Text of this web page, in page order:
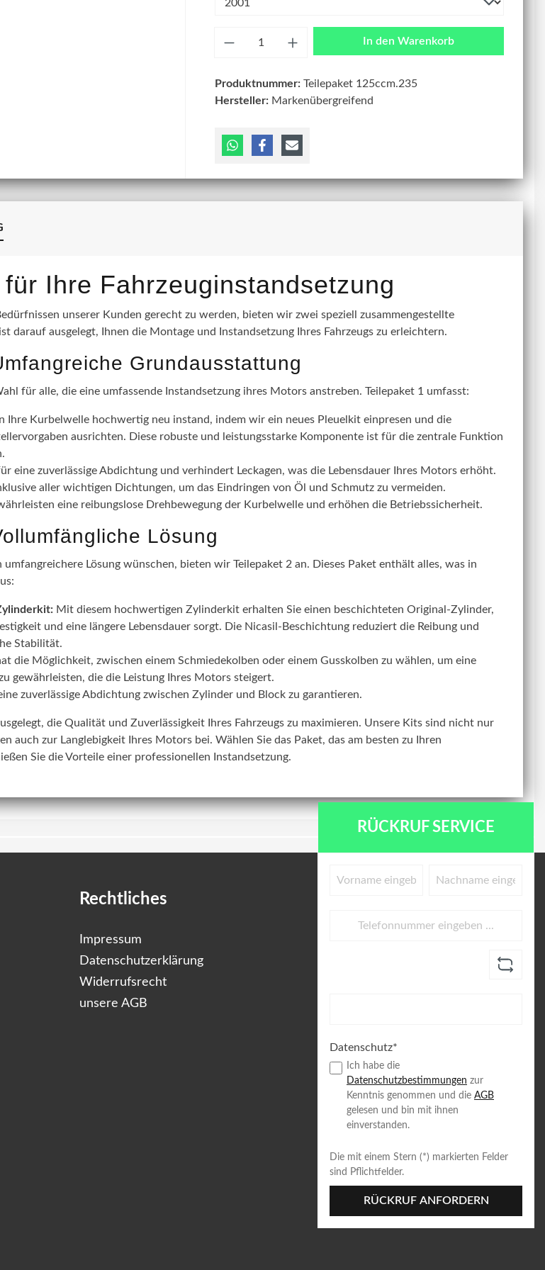
In den Warenkorb
Produktnummer:Teilepaket 125ccm.235
Hersteller: Markenübergreifend
Ihre Fahrzeuginstandsetzung
unserer Kunden gerecht zu werden, bieten wir zwei speziell zusammengestellte
darauf ausgelegt, Ihnen die Montage und Instandsetzung Ihres Fahrzeugs zu erleichtern.
Grundausstattung
für alle, die eine umfassende Instandsetzung ihres Motors anstreben. Teilepaket 1 umfasst:
Ihre Kurbelwelle hochwertig neu instand, indem wir ein neues Pleuelkit einpresen und die
ausrichten. Diese robuste und leistungsstarke Komponente ist für die zentrale Funktion
eine zuverlässige Abdichtung und verhindert Leckagen, was die Lebensdauer Ihres Motors erhöht.
aller wichtigen Dichtungen, um das Eindringen von Öl und Schmutz zu vermeiden.
eine reibungslose Drehbewegung der Kurbelwelle und erhöhen die Betriebssicherheit.
Lösung
umfangreichere Lösung wünschen, bieten wir Teilepaket 2 an. Dieses Paket enthält alles, was in
Mit diesem hochwertigen Zylinderkit erhalten Sie einen beschichteten Original-Zylinder,
und eine längere Lebensdauer sorgt. Die Nicasil-Beschichtung reduziert die Reibung und
Stabilität.
die Möglichkeit, zwischen einem Schmiedekolben oder einem Gusskolben zu wählen, um eine
gewährleisten, die die Leistung Ihres Motors steigert.
zuverlässige Abdichtung zwischen Zylinder und Block zu garantieren.
die Qualität und Zuverlässigkeit Ihres Fahrzeugs zu maximieren. Unsere Kits sind nicht nur
auch zur Langlebigkeit Ihres Motors bei. Wählen Sie das Paket, das am besten zu Ihren
Sie die Vorteile einer professionellen Instandsetzung.
Rechtliches
Impressum
Datenschutzerklärung
Widerrufsrecht
unsere AGB
RÜCKRUF SERVICE
Datenschutz*
Ich habe die
Datenschutzbestimmungen zur
Kenntnis genommen und die AGB
gelesen und bin mit ihnen
einverstanden.
Die mit einem Stern (*) markierten Felder
sind Pflichtfelder.
RÜCKRUF ANFORDERN